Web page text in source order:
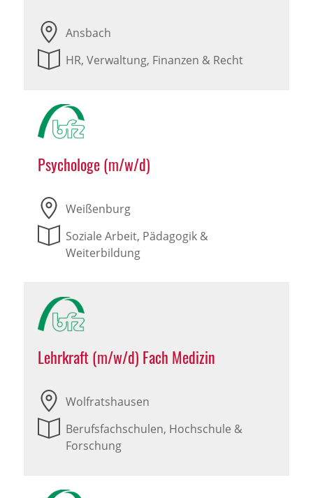
Ansbach
HR, Verwaltung, Finanzen & Recht
Psychologe (m/w/d)
Weißenburg
Soziale Arbeit, Pädagogik &
Weiterbildung
Lehrkraft (m/w/d) Fach Medizin
Wolfratshausen
Berufsfachschulen, Hochschule &
Forschung